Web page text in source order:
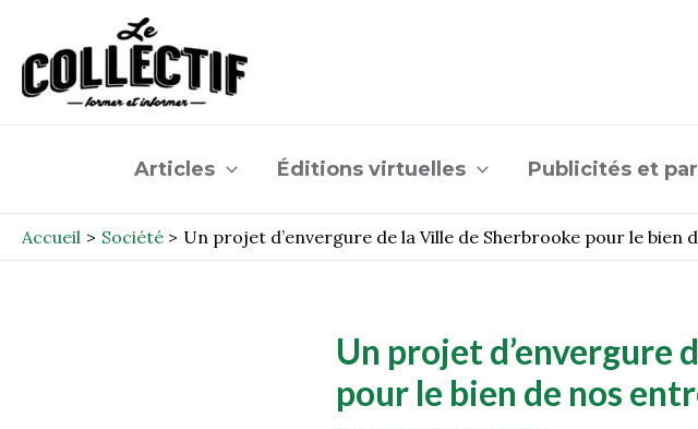
contenu
Articles Éditions virtuelles Publicités et
Accueil Société Un projet d’envergure de la Ville de Sherbrooke pour le bien
Un projet d’envergure
pour le bien de nos